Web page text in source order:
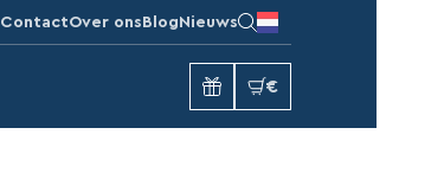
ContactOver ons Blog Nieuws
€